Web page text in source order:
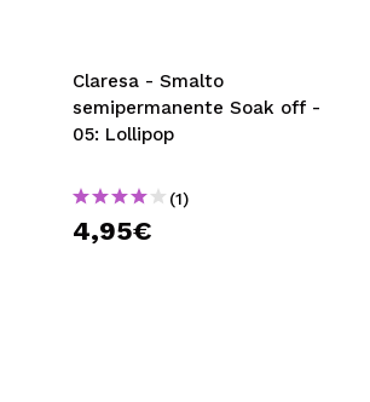
Claresa - Smalto
semipermanente Soak off -
05: Lollipop
(1)
4,95€